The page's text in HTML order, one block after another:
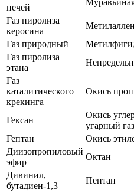
печей
Газ пиролиза
керосина
Метилаллен
Газ природный
Газ пиролиза
этана
Газ
каталитического
крекинга
Окись
Гексан
Окись
угарный газ
Гептан
Окись
Диизопропиловый
эфир
Октан
Дивинил,
бутадиен-1,3
Пентан